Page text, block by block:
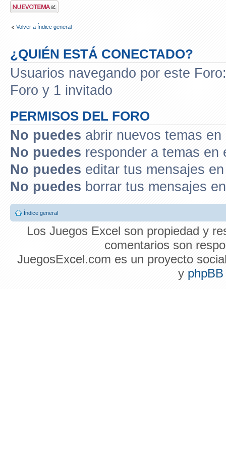
Publicar un nuevo
tema
Volver a Índice general
¿QUIÉN ESTÁ CONECTADO?
Usuarios navegando por este
Foro y 1 invitado
PERMISOS DEL FORO
No puedes abrir nuevos temas
No puedes responder a temas en
No puedes editar tus mensajes
No puedes borrar tus mensajes
Índice general
Los Juegos Excel son propiedad y
comentarios son
JuegosExcel.com es un proyecto
y phpBB